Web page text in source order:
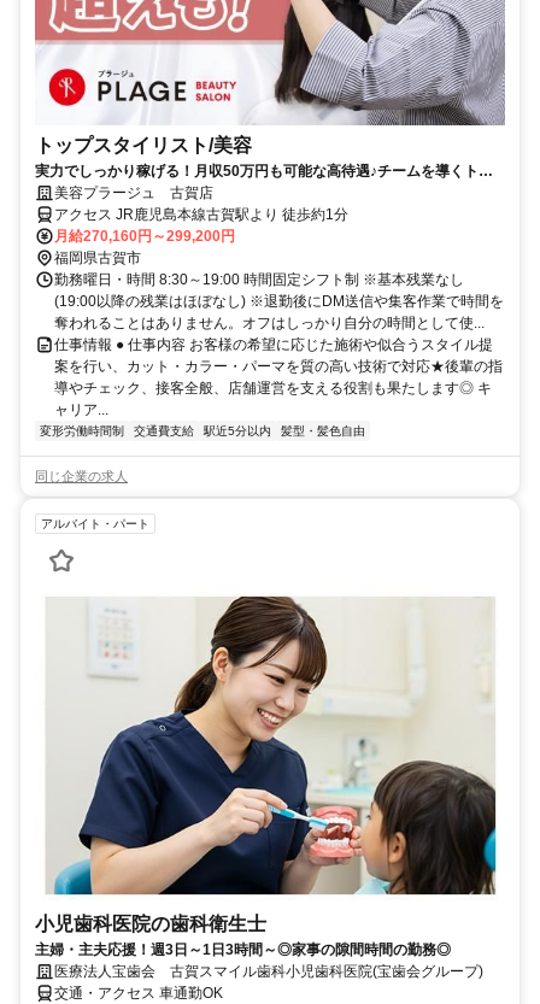
トップスタイリスト/美容
実力でしっかり稼げる！月収50万円も可能な高待遇♪チームを導くトッ
プスタイリスト！
美容プラージュ 古賀店
アクセス JR鹿児島本線古賀駅より 徒歩約1分
月給270,160円～299,200円
福岡県古賀市
勤務曜日・時間 8:30～19:00 時間固定シフト制 ※基本残業なし
(19:00以降の残業はほぼなし) ※退勤後にDM送信や集客作業で時間を
奪われることはありません。オフはしっかり自分の時間として使...
仕事情報 ● 仕事内容 お客様の希望に応じた施術や似合うスタイル提
案を行い、カット・カラー・パーマを質の高い技術で対応★後輩の指
導やチェック、接客全般、店舗運営を支える役割も果たします◎ キ
ャリア...
変形労働時間制 交通費支給 駅近5分以内 髪型・髪色自由
同じ企業の求人
アルバイト・パート
小児歯科医院の歯科衛生士
主婦・主夫応援！週3日～1日3時間～◎家事の隙間時間の勤務◎
医療法人宝歯会 古賀スマイル歯科小児歯科医院(宝歯会グループ)
交通・アクセス 車通勤OK